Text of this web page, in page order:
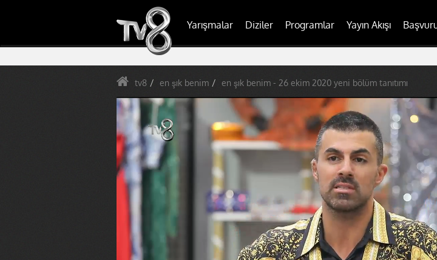
Yarışmalar Diziler Programlar Yayın Akışı
tv8 en şık benim en şık benim - 26 ekim 2020 yeni bölüm tanıtımı